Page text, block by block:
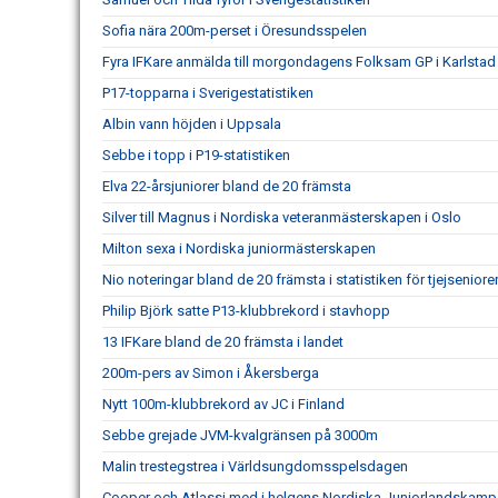
Sofia nära 200m-perset i Öresundsspelen
Fyra IFKare anmälda till morgondagens Folksam GP i Karlstad
P17-topparna i Sverigestatistiken
Albin vann höjden i Uppsala
Sebbe i topp i P19-statistiken
Elva 22-årsjuniorer bland de 20 främsta
Silver till Magnus i Nordiska veteranmästerskapen i Oslo
Milton sexa i Nordiska juniormästerskapen
Nio noteringar bland de 20 främsta i statistiken för
Philip Björk satte P13-klubbrekord i stavhopp
13 IFKare bland de 20 främsta i landet
200m-pers av Simon i Åkersberga
Nytt 100m-klubbrekord av JC i Finland
Sebbe grejade JVM-kvalgränsen på 3000m
Malin trestegstrea i Världsungdomsspelsdagen